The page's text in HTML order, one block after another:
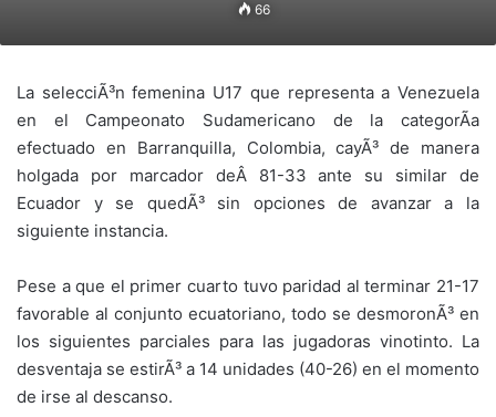
66
La selecciÃ³n femenina U17 que representa a Venezuela
en el Campeonato Sudamericano de la categorÃ­a
efectuado en Barranquilla, Colombia, cayÃ³ de manera
holgada por marcador deÂ 81-33 ante su similar de
Ecuador y se quedÃ³ sin opciones de avanzar a la
siguiente instancia.
Pese a que el primer cuarto tuvo paridad al terminar 21-17
favorable al conjunto ecuatoriano, todo se desmoronÃ³ en
los siguientes parciales para las jugadoras vinotinto. La
desventaja se estirÃ³ a 14 unidades (40-26) en el momento
de irse al descanso.